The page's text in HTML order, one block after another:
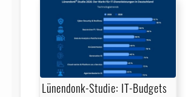
Lünendonk-Studie: IT-Budgets